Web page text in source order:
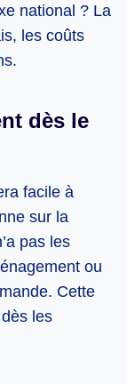
national ? La
les coûts
dès le
facile à
sur la
pas les
ou
Cette
les